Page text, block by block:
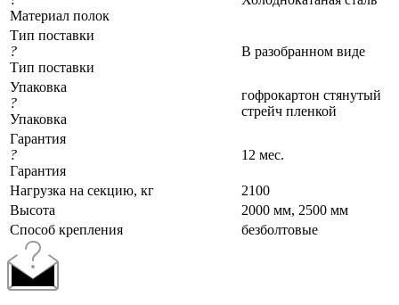
Материал полок
Тип поставки
?
Тип поставки
В разобранном виде
Упаковка
?
Упаковка
гофрокартон стянутый
стрейч пленкой
Гарантия
?
Гарантия
12 мес.
Нагрузка на секцию, кг
2100
Высота
2000 мм, 2500 мм
Cпособ крепления
безболтовые